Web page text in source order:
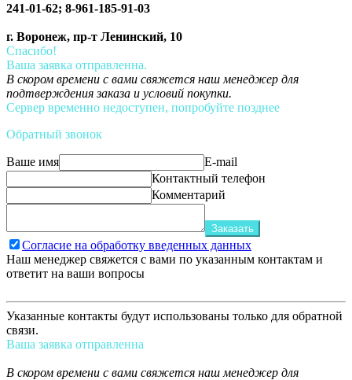
241-01-62; 8-961-185-91-03
г. Воронеж, пр-т Ленинский, 10
Спасибо!
Ваша заявка отправленна.
В скором времени с вами свяжется наш менеджер для
подтверждения заказа и условий покупки.
Сервер временно недоступен, попробуйте позднее
Обратный звонок
Ваше имя
E-mail
Контактный телефон
Комментарий
Заказать
Согласие на обработку введенных данных
Наш менеджер свяжется с вами по указанным контактам и
ответит на ваши вопросы
Указанные контакты будут использованы только для обратной
связи.
Ваша заявка отправленна
В скором времени с вами свяжется наш менеджер для